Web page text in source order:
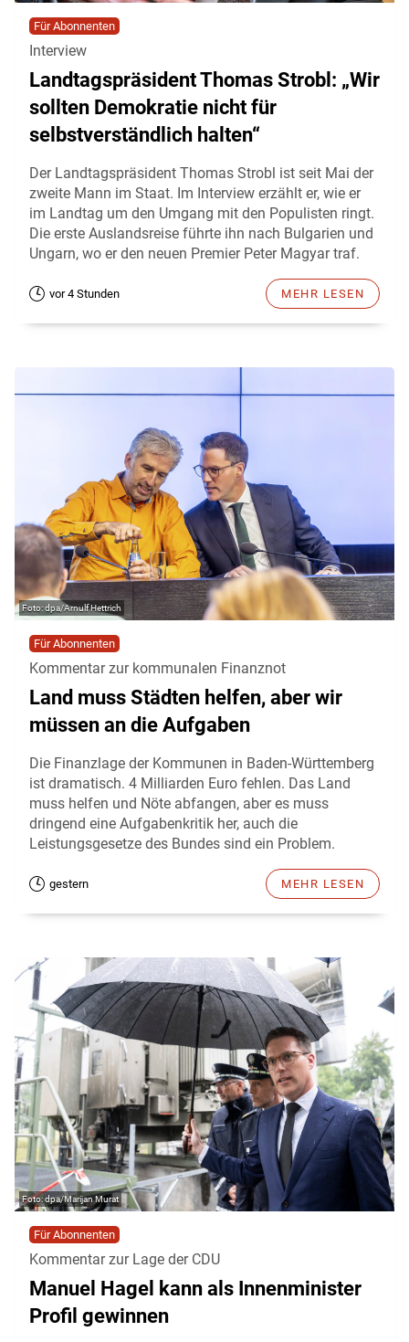
Für Abonnenten
Interview
Landtagspräsident Thomas Strobl: „Wir
sollten Demokratie nicht für
selbstverständlich halten“
Der Landtagspräsident Thomas Strobl ist seit Mai der
zweite Mann im Staat. Im Interview erzählt er, wie er
im Landtag um den Umgang mit den Populisten ringt.
Die erste Auslandsreise führte ihn nach Bulgarien und
Ungarn, wo er den neuen Premier Peter Magyar traf.
vor 4 Stunden MEHR LESEN
dpa/Arnulf Hettrich
Für Abonnenten
Kommentar zur kommunalen Finanznot
Land muss Städten helfen, aber wir
müssen an die Aufgaben
Die Finanzlage der Kommunen in Baden-Württemberg
ist dramatisch. 4 Milliarden Euro fehlen. Das Land
muss helfen und Nöte abfangen, aber es muss
dringend eine Aufgabenkritik her, auch die
Leistungsgesetze des Bundes sind ein Problem.
gestern MEHR LESEN
dpa/Marijan Murat
Für Abonnenten
Kommentar zur Lage der CDU
Manuel Hagel kann als Innenminister
Profil gewinnen